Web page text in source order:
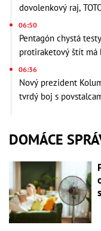
dovolenkový raj,
06:50
Pentagón chystá
protiraketový štít má
06:36
Nový prezident
tvrdý boj s
DOMÁCE